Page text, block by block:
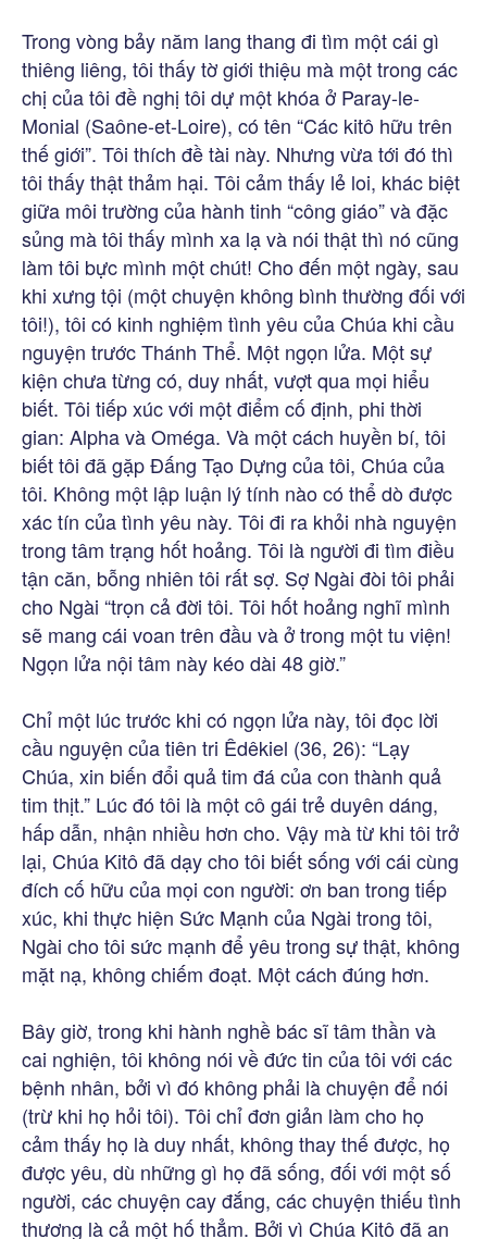
Trong vòng bảy năm lang thang đi tìm một cái gì
thiêng liêng, tôi thấy tờ giới thiệu mà một trong các
chị của tôi đề nghị tôi dự một khóa ở Paray-le-
Monial (Saône-et-Loire), có tên “Các kitô hữu trên
thế giới”. Tôi thích đề tài này. Nhưng vừa tới đó thì
tôi thấy thật thảm hại. Tôi cảm thấy lẻ loi, khác biệt
giữa môi trường của hành tinh “công giáo” và đặc
sủng mà tôi thấy mình xa lạ và nói thật thì nó cũng
làm tôi bực mình một chút! Cho đến một ngày, sau
khi xưng tội (một chuyện không bình thường đối với
tôi!), tôi có kinh nghiệm tình yêu của Chúa khi cầu
nguyện trước Thánh Thể. Một ngọn lửa. Một sự
kiện chưa từng có, duy nhất, vượt qua mọi hiểu
biết. Tôi tiếp xúc với một điểm cố định, phi thời
gian: Alpha và Oméga. Và một cách huyền bí, tôi
biết tôi đã gặp Đấng Tạo Dựng của tôi, Chúa của
tôi. Không một lập luận lý tính nào có thể dò được
xác tín của tình yêu này. Tôi đi ra khỏi nhà nguyện
trong tâm trạng hốt hoảng. Tôi là người đi tìm điều
tận căn, bỗng nhiên tôi rất sợ. Sợ Ngài đòi tôi phải
cho Ngài “trọn cả đời tôi. Tôi hốt hoảng nghĩ mình
sẽ mang cái voan trên đầu và ở trong một tu viện!
Ngọn lửa nội tâm này kéo dài 48 giờ.”
Chỉ một lúc trước khi có ngọn lửa này, tôi đọc lời
cầu nguyện của tiên tri Êdêkiel (36, 26): “Lạy
Chúa, xin biến đổi quả tim đá của con thành quả
tim thịt.” Lúc đó tôi là một cô gái trẻ duyên dáng,
hấp dẫn, nhận nhiều hơn cho. Vậy mà từ khi tôi trở
lại, Chúa Kitô đã dạy cho tôi biết sống với cái cùng
đích cố hữu của mọi con người: ơn ban trong tiếp
xúc, khi thực hiện Sức Mạnh của Ngài trong tôi,
Ngài cho tôi sức mạnh để yêu trong sự thật, không
mặt nạ, không chiếm đoạt. Một cách đúng hơn.
Bây giờ, trong khi hành nghề bác sĩ tâm thần và
cai nghiện, tôi không nói về đức tin của tôi với các
bệnh nhân, bởi vì đó không phải là chuyện để nói
(trừ khi họ hỏi tôi). Tôi chỉ đơn giản làm cho họ
cảm thấy họ là duy nhất, không thay thế được, họ
được yêu, dù những gì họ đã sống, đối với một số
người, các chuyện cay đắng, các chuyện thiếu tình
thương là cả một hố thẳm. Bởi vì Chúa Kitô đã an